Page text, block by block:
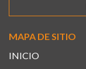
MAPA DE SITIO
INICIO